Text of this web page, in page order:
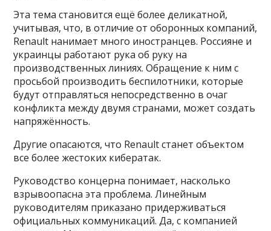
Эта тема становится ещё более деликатной,
учитывая, что, в отличие от оборонных компаний,
Renault нанимает много иностранцев. Россияне и
украинцы работают рука об руку на
производственных линиях. Обращение к ним с
просьбой производить беспилотники, которые
будут отправляться непосредственно в очаг
конфликта между двумя странами, может создать
напряжённость.
Другие опасаются, что Renault станет объектом
все более жестоких кибератак.
Руководство концерна понимает, насколько
взрывоопасна эта проблема. Линейным
руководителям приказано придерживаться
официальных коммуникаций. Да, с компанией